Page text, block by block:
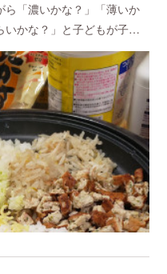
「濃いかな？」「薄いか
いかな？」と子どもが子…